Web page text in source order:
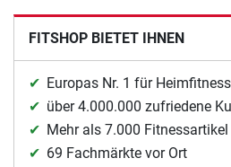
FITSHOP BIETET IHNEN
Europas Nr. 1 für Heimfitness
über 4.000.000 zufriedene
Mehr als 7.000 Fitnessartikel
69 Fachmärkte vor Ort